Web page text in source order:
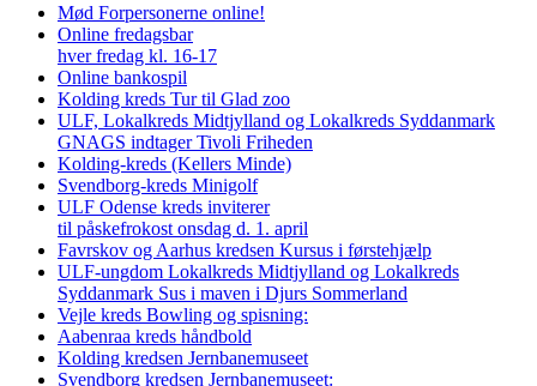
Mød Forpersonerne online!
Online fredagsbar
hver fredag kl. 16-17
Online bankospil
Kolding kreds Tur til Glad zoo
ULF, Lokalkreds Midtjylland og Lokalkreds Syddanmark
GNAGS indtager Tivoli Friheden
Kolding-kreds (Kellers Minde)
Svendborg-kreds Minigolf
ULF Odense kreds inviterer
til påskefrokost onsdag d. 1. april
Favrskov og Aarhus kredsen Kursus i førstehjælp
ULF-ungdom Lokalkreds Midtjylland og Lokalkreds
Syddanmark Sus i maven i Djurs Sommerland
Vejle kreds Bowling og spisning:
Aabenraa kreds håndbold
Kolding kredsen Jernbanemuseet
Svendborg kredsen Jernbanemuseet: